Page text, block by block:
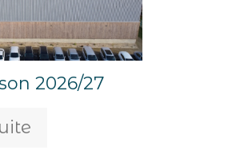
2026/27